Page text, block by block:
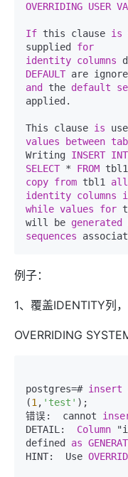
OVERRIDING USER
If this clause is
supplied for
identity columns
DEFAULT
and
the default
applied.
This clause is
values
between
Writing INSERT
SELECT * FROM
copy from tbl1 all
identity columns
while values for
will be generated
sequences
例子：
1、覆盖IDENTITY列
OVERRIDING
postgres=# insert
(1 , 'test' );
错误:  cannot
DETAIL: Column
defined as
HINT:  Use